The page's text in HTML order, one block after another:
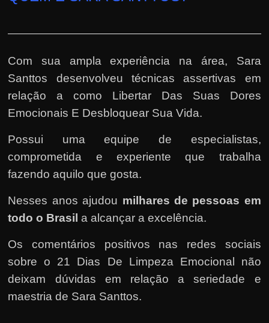
Com sua ampla experiência na área, Sara
Santtos desenvolveu técnicas assertivas em
relação a como Libertar Das Suas Dores
Emocionais E Desbloquear Sua Vida.
Possui uma equipe de especialistas,
comprometida e experiente que trabalha
fazendo aquilo que gosta.
Nesses anos ajudou milhares de pessoas em
todo o Brasil a alcançar a excelência.
Os comentários positivos nas redes sociais
sobre o 21 Dias De Limpeza Emocional não
deixam dúvidas em relação a seriedade e
maestria de Sara Santtos.